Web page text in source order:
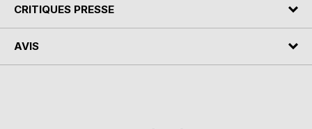
CRITIQUES PRESSE
AVIS